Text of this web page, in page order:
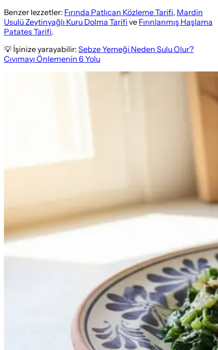
Benzer lezzetler: Fırında Patlıcan Közleme Tarifi, Mardin
Usulü Zeytinyağlı Kuru Dolma Tarifi ve Fırınlanmış Haşlama
Patates Tarifi.
💡 İşinize yarayabilir: Sebze Yemeği Neden Sulu Olur?
Cıvımayı Önlemenin 6 Yolu